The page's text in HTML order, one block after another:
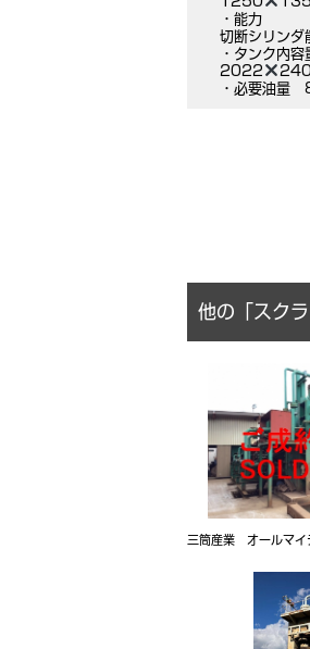
・能力
切断シリン
・タンク内容
2022
・必要油量
他の「スク
三筒産業 オールマ